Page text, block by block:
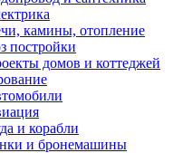
камины, отопление
постройки
домов и коттеджей
и корабли
и бронемашины